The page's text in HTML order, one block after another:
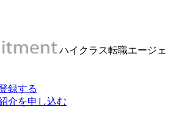
ハイクラス転職エージェ
録する
介を申し込む